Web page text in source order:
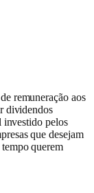
remuneração aos
dividendos
investido pelos
que desejam
querem